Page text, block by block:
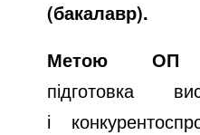
(бакалавр).
Метою ОП
підготовка
і